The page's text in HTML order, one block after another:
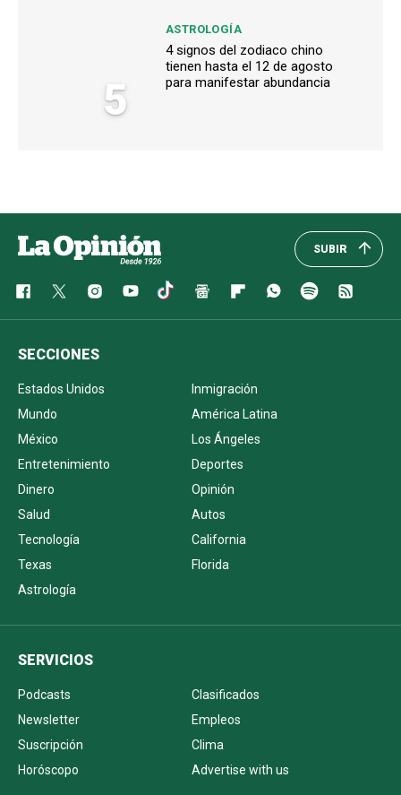
5
ASTROLOGÍA
4 signos del zodiaco chino
tienen hasta el 12 de agosto
para manifestar abundancia
SUBIR
SECCIONES
Estados Unidos
Inmigración
Mundo
América Latina
México
Los Ángeles
Entretenimiento
Deportes
Dinero
Opinión
Salud
Autos
Tecnología
California
Texas
Florida
Astrología
SERVICIOS
Podcasts
Clasificados
Newsletter
Empleos
Suscripción
Clima
Horóscopo
Advertise with us